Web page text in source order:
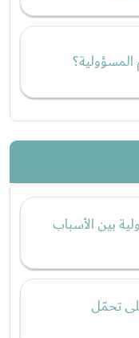
بين الأسباب
تحمّل